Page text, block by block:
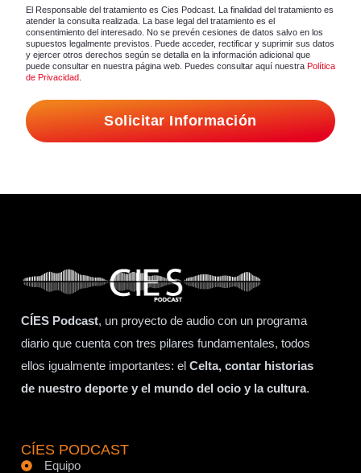
El Responsable del tratamiento es Cies Podcast. La finalidad del tratamiento es
atender la consulta realizada. La base legal del tratamiento es el
consentimiento del interesado. No se prevén cesiones de datos salvo en los
supuestos legalmente previstos. Puede acceder, rectificar y suprimir sus datos
y ejercer otros derechos según se detalla en la información adicional que
puede consultar en nuestra página web. Puedes consultar aquí nuestra Política
de Privacidad
Solicitar Información
CÍES Podcast, un proyecto de audio con un programa
diario que cuenta con tres pilares fundamentales, todos
ellos igualmente importantes: el Celta, contar historias
de nuestro deporte y el mundo del ocio y la cultura.
CÍES PODCAST
Equipo